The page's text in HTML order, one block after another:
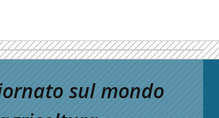
sul mondo